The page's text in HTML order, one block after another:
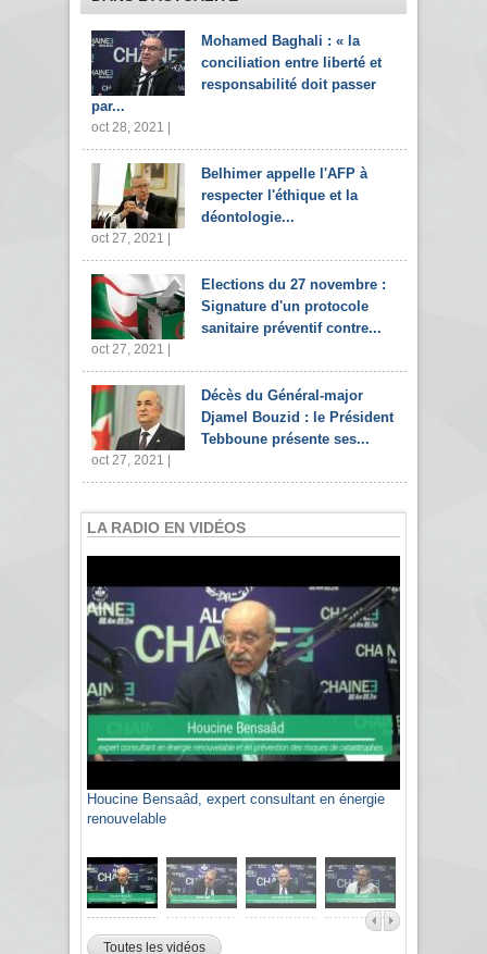
Mohamed Baghali : « la
conciliation entre liberté et
responsabilité doit passer
par...
oct 28, 2021 |
Belhimer appelle l'AFP à
respecter l'éthique et la
déontologie...
oct 27, 2021 |
Elections du 27 novembre :
Signature d'un protocole
sanitaire préventif contre...
oct 27, 2021 |
Décès du Général-major
Djamel Bouzid : le Président
Tebboune présente ses...
oct 27, 2021 |
LA RADIO EN VIDÉOS
Houcine Bensaâd, expert consultant en énergie
renouvelable
Sami Agli, président de la Confédération
algérienne du patronat citoyen CAPC
Toutes les vidéos